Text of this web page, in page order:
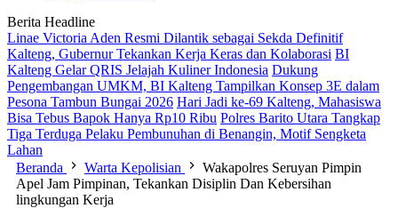
Berita Headline
Linae Victoria Aden Resmi Dilantik sebagai Sekda Definitif
Kalteng, Gubernur Tekankan Kerja Keras dan Kolaborasi BI
Kalteng Gelar QRIS Jelajah Kuliner Indonesia Dukung
Pengembangan UMKM, BI Kalteng Tampilkan Konsep 3E dalam
Pesona Tambun Bungai 2026 Hari Jadi ke-69 Kalteng, Mahasiswa
Bisa Tebus Bapok Hanya Rp10 Ribu Polres Barito Utara Tangkap
Tiga Terduga Pelaku Pembunuhan di Benangin, Motif Sengketa
Lahan
Beranda
Warta Kepolisian
Wakapolres Seruyan Pimpin
Apel Jam Pimpinan, Tekankan Disiplin Dan Kebersihan
lingkungan Kerja